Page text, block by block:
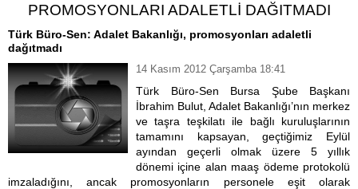
Dünya
Röportaj
Tanıtım Yazısı
PROMOSYONLARI ADALETLİ DAĞITMADI
Türk Büro-Sen: Adalet Bakanlığı, promosyonları adaletli
dağıtmadı
14 Kasım 2012 Çarşamba 18:41
Türk Büro-Sen Bursa Şube Başkanı
İbrahim Bulut, Adalet Bakanlığı’nın merkez
ve taşra teşkilatı ile bağlı kuruluşlarının
tamamını kapsayan, geçtiğimiz Eylül
ayından geçerli olmak üzere 5 yıllık
dönemi içine alan maaş ödeme protokolü
imzaladığını, ancak promosyonların personele eşit olarak